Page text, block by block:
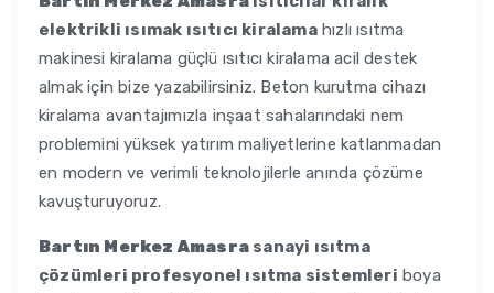
elektrikli ısımak ısıtıcı kiralamahızlı ısıtma
makinesi kiralama güçlü ısıtıcı kiralama acil destek
almak için bize yazabilirsiniz. Beton kurutma cihazı
kiralama avantajımızla inşaat sahalarındaki nem
problemini yüksek yatırım maliyetlerine katlanmadan
en modern ve verimli teknolojilerle anında çözüme
kavuşturuyoruz.
Bartın Merkez Amasra sanayi ısıtma
çözümleri profesyonel ısıtma sistemleri boya